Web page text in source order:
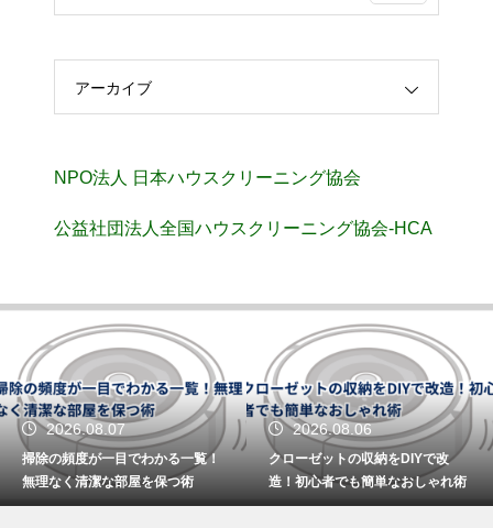
アーカイブ
NPO法人 日本ハウスクリーニング協会
公益社団法人全国ハウスクリーニング協会-HCA
2026.08.07
掃除の頻度が一目でわかる一覧！
無理なく清潔な部屋を保つ術
2026.08.06
クローゼットの収納をDIYで改
造！初心者でも簡単なおしゃれ術